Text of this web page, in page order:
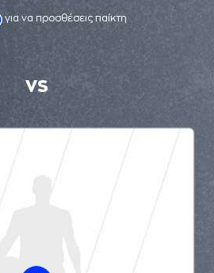
για να προσθέσεις παίκτη
VS